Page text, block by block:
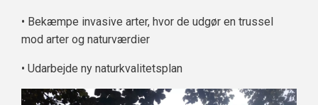
• Bekæmpe invasive arter, hvor de udgør en trussel
mod arter og naturværdier
• Udarbejde ny naturkvalitetsplan